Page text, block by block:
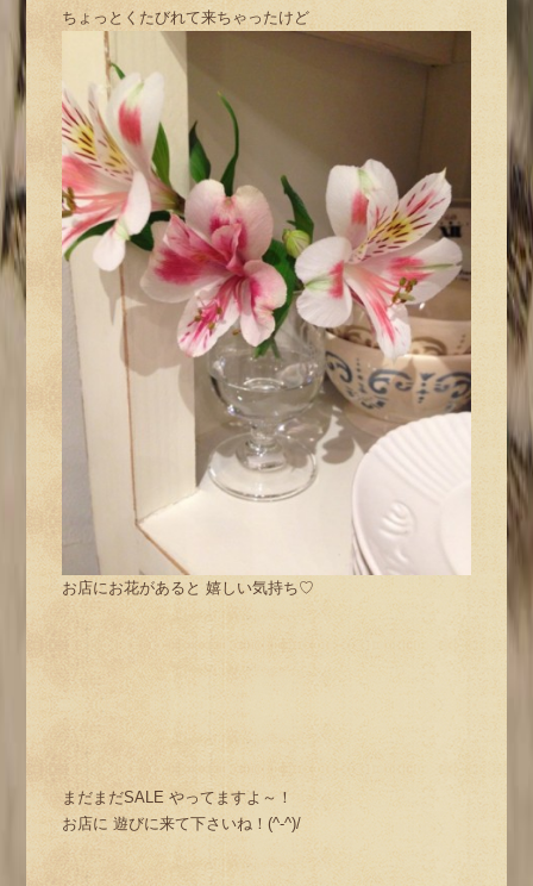
ちょっとくたびれて来ちゃったけど
お店にお花があると 嬉しい気持ち♡
まだまだSALE やってますよ～！
お店に 遊びに来て下さいね！(^-^)/